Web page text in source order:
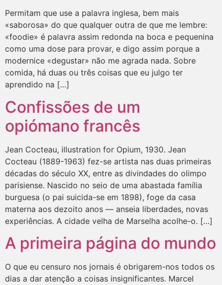
Permitam que use a palavra inglesa, bem mais
«saborosa» do que qualquer outra de que me lembre:
«foodie» é palavra assim redonda na boca e pequenina
como uma dose para provar, e digo assim porque a
modernice «degustar» não me agrada nada. Sobre
comida, há duas ou três coisas que eu julgo ter
aprendido na […]
Confissões de um
opiómano francês
Jean Cocteau, illustration for Opium, 1930. Jean
Cocteau (1889-1963) fez-se artista nas duas primeiras
décadas do século XX, entre as divindades do olimpo
parisiense. Nascido no seio de uma abastada família
burguesa (o pai suicida-se em 1898), foge da casa
materna aos dezoito anos — anseia liberdades, novas
experiências. A cidade velha de Marselha acolhe-o. […]
A primeira página do mundo
O que eu censuro nos jornais é obrigarem-nos todos os
dias a dar atenção a coisas insignificantes. Marcel